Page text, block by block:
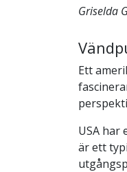
Griselda
Ett
USA har
är ett